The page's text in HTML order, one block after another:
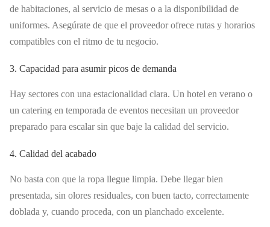
de habitaciones, al servicio de mesas o a la disponibilidad de
uniformes. Asegúrate de que el proveedor ofrece rutas y horarios
compatibles con el ritmo de tu negocio.
3. Capacidad para asumir picos de demanda
Hay sectores con una estacionalidad clara. Un hotel en verano o
un catering en temporada de eventos necesitan un proveedor
preparado para escalar sin que baje la calidad del servicio.
4. Calidad del acabado
No basta con que la ropa llegue limpia. Debe llegar bien
presentada, sin olores residuales, con buen tacto, correctamente
doblada y, cuando proceda, con un planchado excelente.